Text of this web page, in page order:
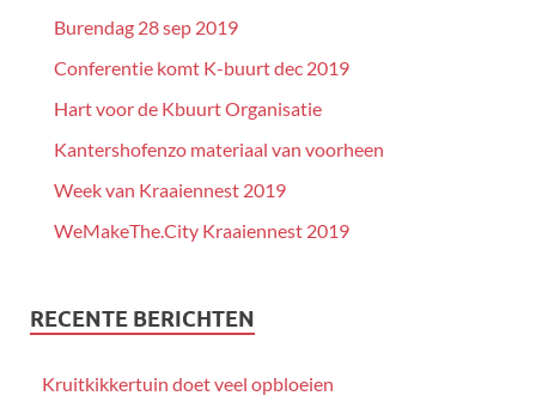
Burendag 28 sep 2019
Conferentie komt K-buurt dec 2019
Hart voor de Kbuurt Organisatie
Kantershofenzo materiaal van voorheen
Week van Kraaiennest 2019
WeMakeThe.City Kraaiennest 2019
RECENTE BERICHTEN
Kruitkikkertuin doet veel opbloeien